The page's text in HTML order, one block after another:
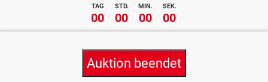
TAG STD. MIN. SEK.
00 00 00 00
Auktion beendet